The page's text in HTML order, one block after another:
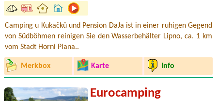
Camping u Kukačků und Pension DaJa ist in einer ruhigen Gegend
von Südböhmen reinigen Sie den Wasserbehälter Lipno, ca. 1 km
vom Stadt Horni Plana..
Merkbox Karte Info
Eurocamping